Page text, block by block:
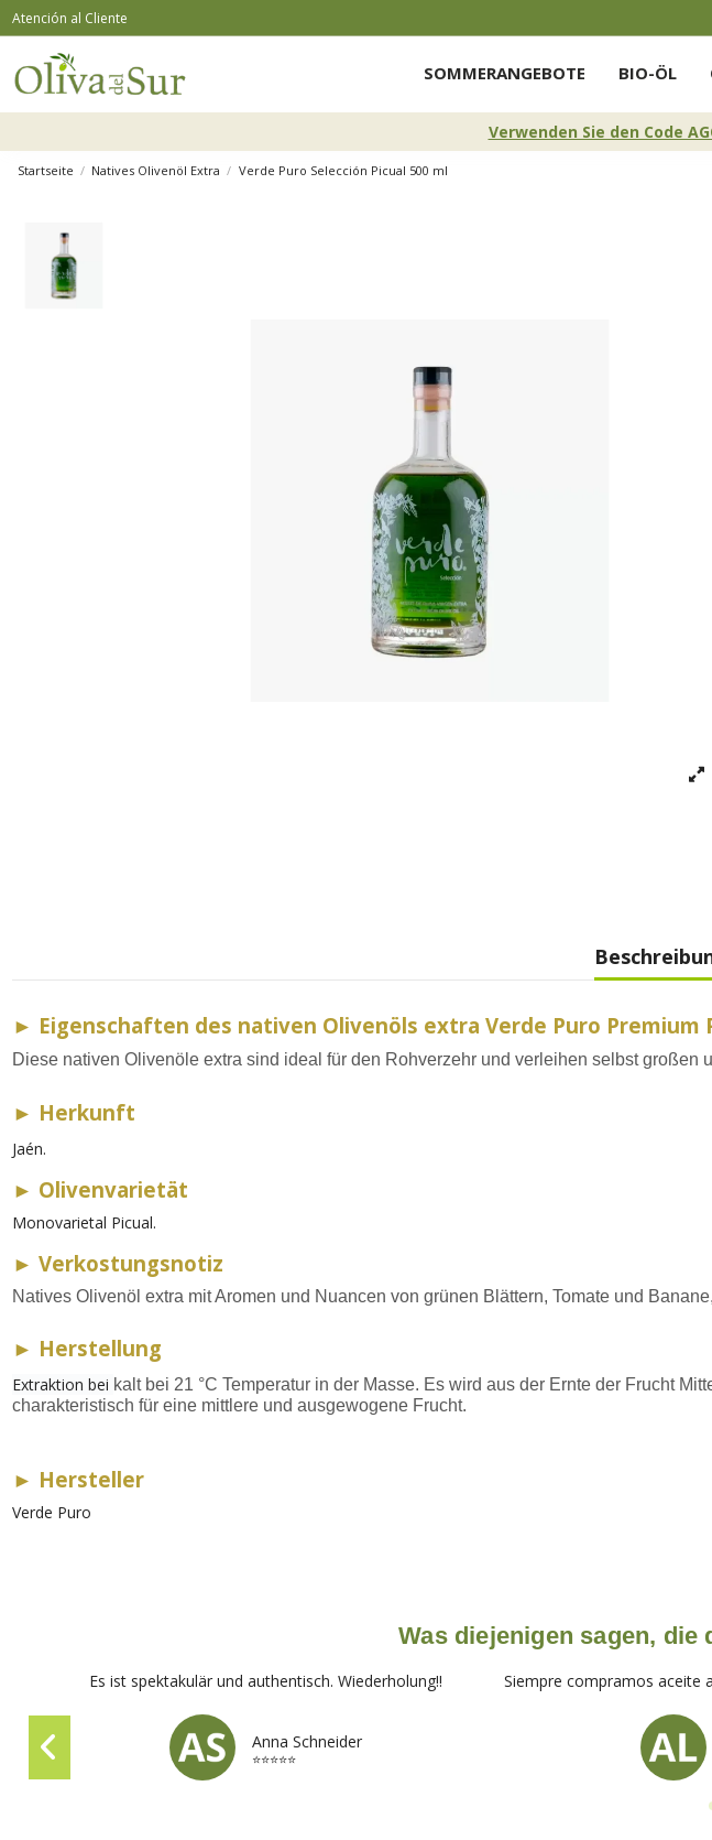
Atención al Cliente
SOMMERANGEBOTE BIO-ÖL
Verwenden Sie den Code
Startseite Natives Olivenöl Extra Verde Puro Selección Picual 500 ml
► Eigenschaften des nativen Olivenöls extra Verde Puro Premium
Diese nativen Olivenöle extra sind ideal für den Rohverzehr und verleihen selbst
► Herkunft
Jaén.
► Olivenvarietät
Monovarietal Picual.
► Verkostungsnotiz
Natives Olivenöl extra mit Aromen und Nuancen von grünen Blättern, Tomate und
► Herstellung
Extraktion bei kalt bei 21 °C Temperatur in der Masse. Es wird aus der Ernte der Frucht
charakteristisch für eine mittlere und ausgewogene Frucht.
► Hersteller
Verde Puro
Was diejenigen sagen,
Es ist spektakulär und authentisch. Wiederholung!!
Anna Schneider
⭐⭐⭐⭐⭐
Siempre compramos aceite